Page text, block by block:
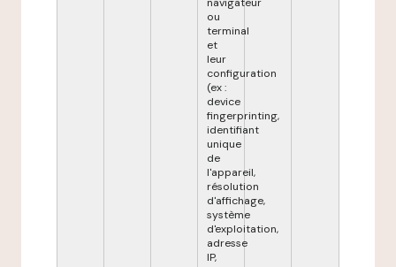
ou
terminal
et
leur
configuration
(ex :
device
fingerprinting,
identifiant
unique
de
l'appareil,
résolution
d'affichage,
système
d'exploitation,
adresse
IP,